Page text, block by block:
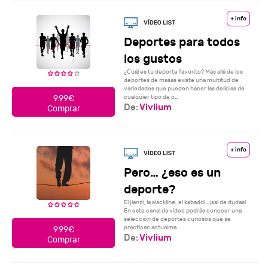
9.99€
Comprar
+ info
Deportes para todos
los gustos
¿Cuál es tu deporte favorito? Más allá de los
deportes de masas existe una multitud de
variedades que pueden hacer las delicias de
cualquier tipo de p...
De:Vivlium
9.99€
Comprar
+ info
Pero… ¿eso es un
deporte?
El jianzi, la slackline, el kabaddi… ¡sal de dudas!
En este canal de vídeo podrás conocer una
selección de deportes curiosos que se
practican actualme...
De:Vivlium